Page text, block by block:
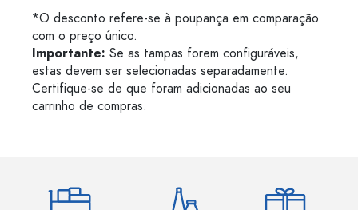
*O desconto refere-se à poupança em comparação
com o preço único.
Importante: Se as tampas forem configuráveis,
estas devem ser selecionadas separadamente.
Certifique-se de que foram adicionadas ao seu
carrinho de compras.